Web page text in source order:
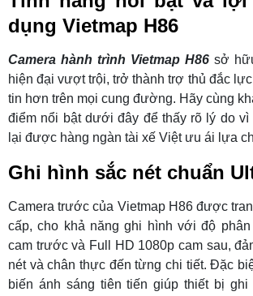
dụng Vietmap H86
Camera hành trình Vietmap H86 sở
hiện đại vượt trội, trở thành trợ thủ đắc
tin hơn trên mọi cung đường. Hãy cùng
điểm nổi bật dưới đây để thấy rõ lý do vì
lại được hàng ngàn tài xế Việt ưu ái lựa
Ghi hình sắc nét chuẩn
Camera trước của Vietmap H86 được
cấp, cho khả năng ghi hình với độ
cam trước và Full HD 1080p cam sau,
nét và chân thực đến từng chi tiết. Đặc
biến ánh sáng tiên tiến giúp thiết bị